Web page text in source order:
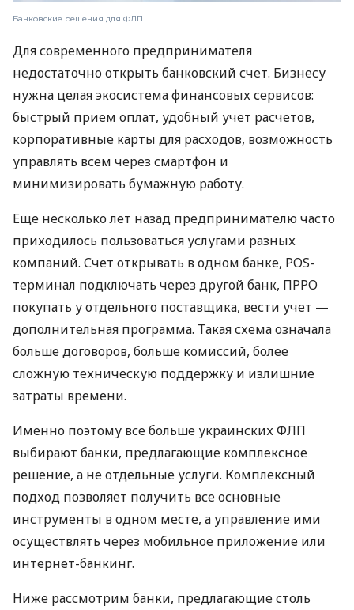
Банковские решения для ФЛП
Для современного предпринимателя
недостаточно открыть банковский счет. Бизнесу
нужна целая экосистема финансовых сервисов:
быстрый прием оплат, удобный учет расчетов,
корпоративные карты для расходов, возможность
управлять всем через смартфон и
минимизировать бумажную работу.
Еще несколько лет назад предпринимателю часто
приходилось пользоваться услугами разных
компаний. Счет открывать в одном банке, POS-
терминал подключать через другой банк, ПРРО
покупать у отдельного поставщика, вести учет —
дополнительная программа. Такая схема означала
больше договоров, больше комиссий, более
сложную техническую поддержку и излишние
затраты времени.
Именно поэтому все больше украинских ФЛП
выбирают банки, предлагающие комплексное
решение, а не отдельные услуги. Комплексный
подход позволяет получить все основные
инструменты в одном месте, а управление ими
осуществлять через мобильное приложение или
интернет-банкинг.
Ниже рассмотрим банки, предлагающие столь